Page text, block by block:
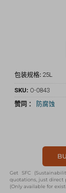
包装规格: 25L
SKU: O-0843
赞同 ：
防腐蚀
Get SFC
quotations, just direct
(Only available for